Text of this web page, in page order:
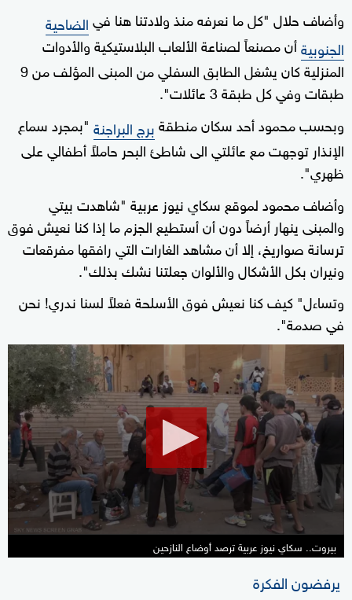
وأضاف حلال "كل ما نعرفه منذ ولادتنا هنا فيالضاحية
الجنوبيةأن مصنعاً لصناعة الألعاب البلاستيكية والأدوات
المنزلية كان يشغل الطابق السفلي من المبنى المؤلف من 9
طبقات وفي كل طبقة 3 عائلات".
وبحسب محمود أحد سكان منطقةبرج البراجنة "بمجرد سماع
الإنذار توجهت مع عائلتي الى شاطئ البحر حاملاً أطفالي على
ظهري".
وأضاف محمود لموقع سكاي نيوز عربية "شاهدت بيتي
والمبنى ينهار أرضاً دون أن أستطيع الجزم ما إذا كنا نعيش فوق
ترسانة صواريخ، إلا أن مشاهد الغارات التي رافقها مفرقعات
ونيران بكل الأشكال والألوان جعلتنا نشك بذلك".
وتساءل" كيف كنا نعيش فوق الأسلحة فعلاً لسنا ندري! نحن
في صدمة".
0
seconds
of
55
seconds
بيروت.. سكاي نيوز عربية ترصد أوضاع النازحين
يرفضون الفكرة